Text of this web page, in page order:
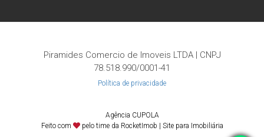
Piramides Comercio de Imoveis LTDA | CNPJ
78.518.990/0001-41
Política de privacidade
Agência CUPOLA
Feito com
pelo time da RocketImob | Site para Imobiliária